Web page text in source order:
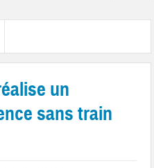
un
sans train